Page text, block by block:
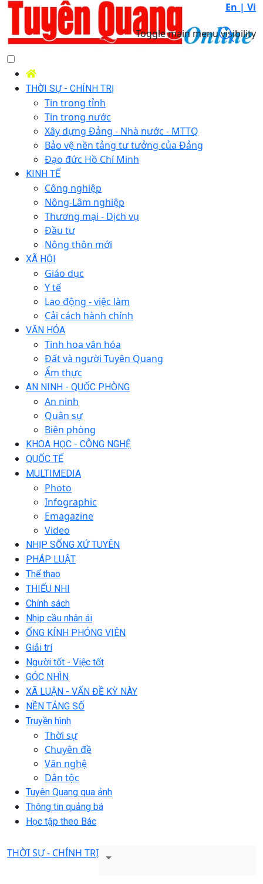
En | Vi
Toggle main menu visibility
THỜI SỰ - CHÍNH TRỊ
Tin trong tỉnh
Tin trong nước
Xây dựng Đảng - Nhà nước - MTTQ
Bảo vệ nền tảng tư tưởng của Đảng
Đạo đức Hồ Chí Minh
KINH TẾ
Công nghiệp
Nông-Lâm nghiệp
Thương mại - Dịch vụ
Đầu tư
Nông thôn mới
XÃ HỘI
Giáo dục
Y tế
Lao động - việc làm
Cải cách hành chính
VĂN HÓA
Tinh hoa văn hóa
Đất và người Tuyên Quang
Ẩm thực
AN NINH - QUỐC PHÒNG
An ninh
Quân sự
Biên phòng
KHOA HỌC - CÔNG NGHỆ
QUỐC TẾ
MULTIMEDIA
Photo
Infographic
Emagazine
Video
NHỊP SỐNG XỨ TUYÊN
PHÁP LUẬT
Thể thao
THIẾU NHI
Chính sách
Nhịp cầu nhân ái
ỐNG KÍNH PHÓNG VIÊN
Giải trí
Người tốt - Việc tốt
GÓC NHÌN
XÃ LUẬN - VẤN ĐỀ KỲ NÀY
NỀN TẢNG SỐ
Truyền hình
Thời sự
Chuyên đề
Văn nghệ
Dân tộc
Tuyên Quang qua ảnh
Thông tin quảng bá
Học tập theo Bác
THỜI SỰ - CHÍNH TRỊ